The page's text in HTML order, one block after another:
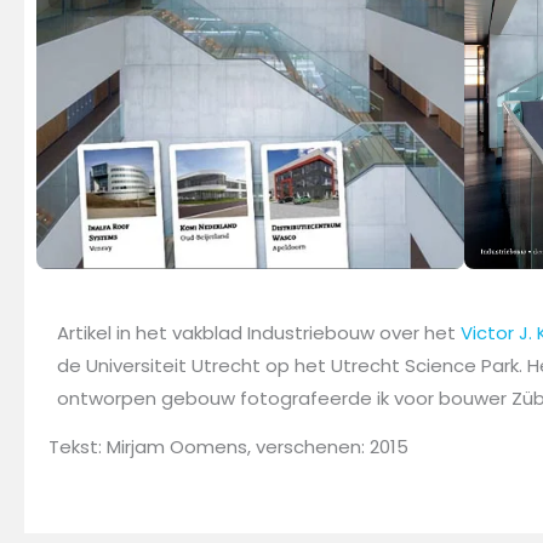
Artikel in het vakblad Industriebouw over het Victor J.
de Universiteit Utrecht op het Utrecht Science Park.
ontworpen gebouw fotografeerde ik voor bouwer
Tekst: Mirjam Oomens, verschenen: 2015